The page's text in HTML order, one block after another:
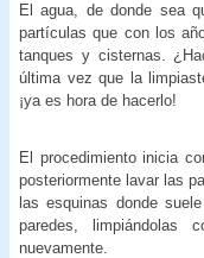
El agua, de donde sea
partículas que con los
tanques y cisternas.
última vez que la
¡ya es hora de hacerlo!
El procedimiento inicia
posteriormente lavar las
las esquinas donde
paredes, limpiándolas
nuevamente.